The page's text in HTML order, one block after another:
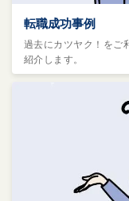
転職成功事例
過去にカツヤク！をご
紹介します。